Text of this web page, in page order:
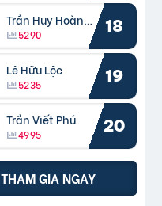
Trần Huy Hoàng Bắc
5290 18
Lê Hữu Lộc
5235 19
Trần Viết Phú
4995 20
THAM GIA NGAY